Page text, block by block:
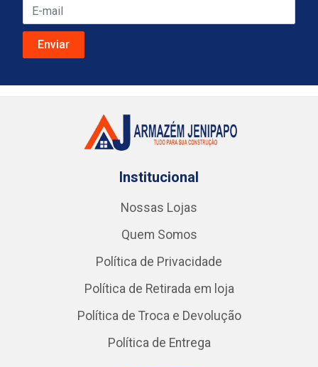
Institucional
Nossas Lojas
Quem Somos
Política de Privacidade
Política de Retirada em loja
Política de Troca e Devolução
Política de Entrega